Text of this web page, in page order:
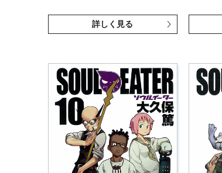
詳しく見る